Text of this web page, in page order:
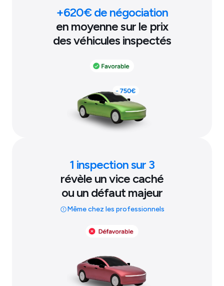
+620€ de négociation
en moyenne sur le prix
des véhicules inspectés
1 inspection sur 3
révèle un vice caché
ou un défaut majeur
Même chez les professionnels